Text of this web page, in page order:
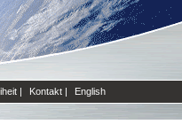
| Kontakt | English